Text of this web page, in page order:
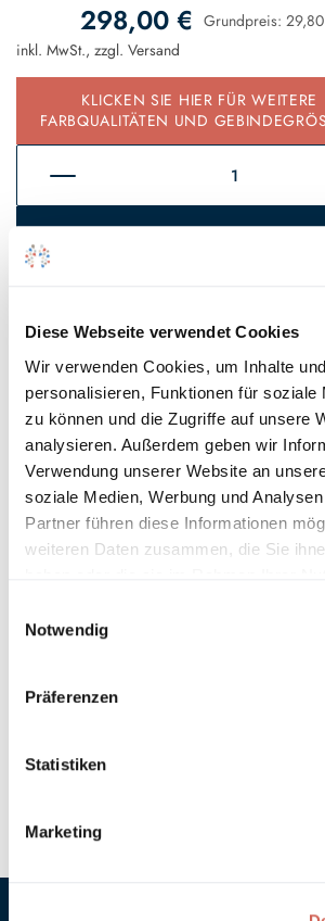
Diese Webseite verwendet Cookies
Wir verwenden Cookies, um Inhalte
personalisieren, Funktionen für soziale
zu können und die Zugriffe auf unsere
analysieren. Außerdem geben wir
Verwendung unserer Website an
soziale Medien, Werbung und
Partner führen diese Informationen
weiteren Daten zusammen, die Sie
Notwendig
Präferenzen
Statistiken
Marketing
298,00 € Grundpreis:
inkl. MwSt., zzgl. Versand
KLICKEN SIE HIER FÜR WEITERE
FARBQUALITÄTEN UND
Auf den Wunschzettel
* Gilt für Lieferungen innerhalb Deutschlands,
Länder entnehmen Sie bitte unseren
Technische Details und
Hinweis zur Grundierung
Hinweis zur Farbtongenauigkeit